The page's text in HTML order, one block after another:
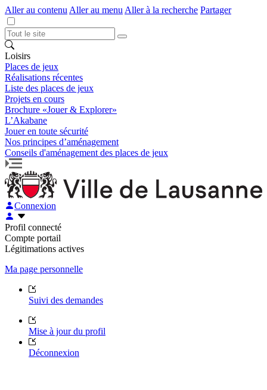
Aller au contenu Aller au menu Aller à la recherche Partager
Loisirs
Places de jeux
Réalisations récentes
Liste des places de jeux
Projets en cours
Brochure «Jouer & Explorer»
L’Akabane
Jouer en toute sécurité
Nos principes d’aménagement
Conseils d'aménagement des places de jeux
Connexion
Profil connecté
Compte portail
Légitimations actives
Ma page personnelle
Suivi des demandes
Mise à jour du profil
Déconnexion